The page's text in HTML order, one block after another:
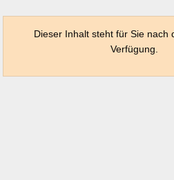
Dieser Inhalt steht für Sie nach
Verfügung.